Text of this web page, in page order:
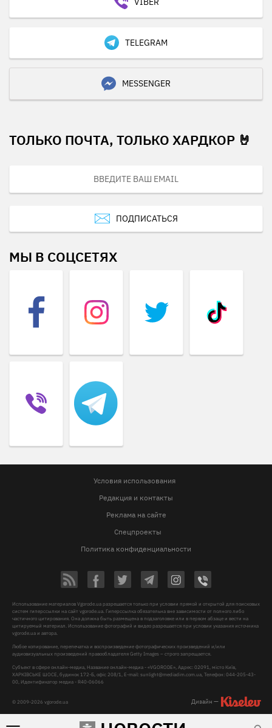
TELEGRAM
MESSENGER
ТОЛЬКО ПОЧТА, ТОЛЬКО ХАРДКОР 🤘
ПОДПИСАТЬСЯ
МЫ В СОЦСЕТЯХ
Условия использования
Редакция и контакты
Реклама на сайте
Спецпроекты
Политика конфиденциальности
© 2009-2026 vgorode.ua
Использование материалов Vgorode.ua разрешается только при условии прямой и открытой для поисковых
систем гиперссылки на сайт vgorode.ua. Гиперссылка обязательна вне зависимости от полного либо
частичного цитирования. Она должна быть размещена в подзаголовке или в первом абзаце и вести на
цитируемый материал. Использование фотографий и видео разрешается при условии указания источника
vgorode.ua и автора.
Любое копирование, перепечатка и воспроизведение фотографических произведений и/или
аудиовизуальных произведений правообладателя Getty Images – строго запрещается.
Субъект в сфере онлайн-медиа, Название онлайн-медиа - «VGORODE», Адрес: 02091, місто Київ,
ХАРКІВСЬКЕ ШОСЕ, будинок 172-Б, офіс 208/1, E-mail:sunlight@mediadim.com.ua , Телефон: 044-205-43-
00, Идентификатор медиа - R40-06066
Дизайн —